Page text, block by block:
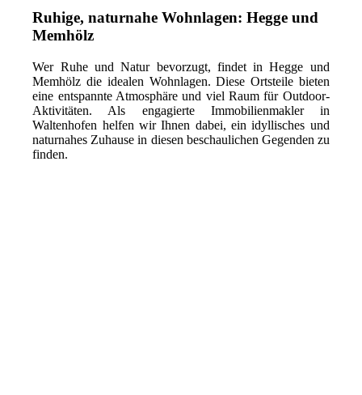
Ruhige, naturnahe Wohnlagen: Hegge und
Memhölz
Wer Ruhe und Natur bevorzugt, findet in Hegge und
Memhölz die idealen Wohnlagen. Diese Ortsteile bieten
eine entspannte Atmosphäre und viel Raum für Outdoor-
Aktivitäten. Als engagierte Immobilienmakler in
Waltenhofen helfen wir Ihnen dabei, ein idyllisches und
naturnahes Zuhause in diesen beschaulichen Gegenden zu
finden.